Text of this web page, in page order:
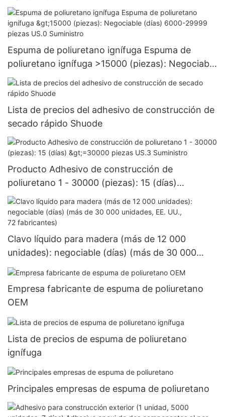
Espuma de poliuretano ignífuga Espuma de
poliuretano ignífuga >15000 (piezas): Negociable
(días) 6000-29999 piezas US.0 Suministro
Lista de precios del adhesivo de construcción de
secado rápido Shuode
Producto Adhesivo de construcción de
poliuretano 1 - 30000 (piezas): 15 (días)
>=30000 piezas US.3 Suministro
Clavo líquido para madera (más de 12 000
unidades): negociable (días) (más de 30 000
unidades, EE. UU., 72 fabricantes)
Empresa fabricante de espuma de poliuretano
OEM
Lista de precios de espuma de poliuretano
ignífuga
Principales empresas de espuma de poliuretano